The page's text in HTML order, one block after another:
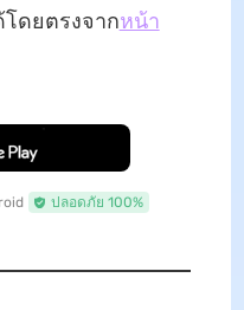
ดยตรงจากหน้า
ฟรี
ปลอดภัย 100%